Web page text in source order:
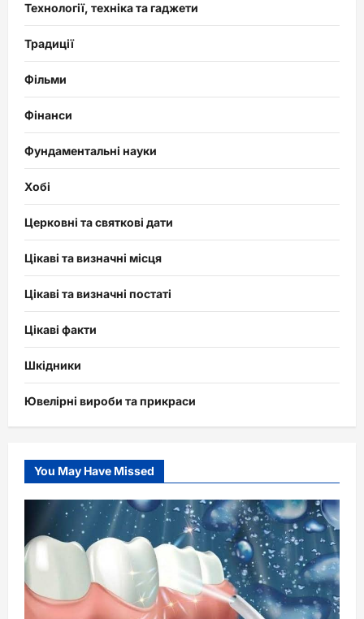
Технології, техніка та гаджети
Традиції
Фільми
Фінанси
Фундаментальні науки
Хобі
Церковні та святкові дати
Цікаві та визначні місця
Цікаві та визначні постаті
Цікаві факти
Шкідники
Ювелірні вироби та прикраси
You May Have Missed